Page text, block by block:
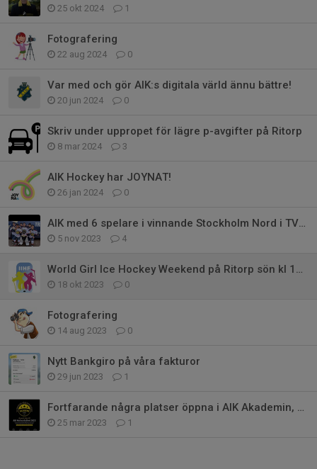
25 okt 2024 1
Fotografering
22 aug 2024 0
Var med och gör AIK:s digitala värld ännu bättre!
20 jun 2024 0
Skriv under uppropet för lägre p-avgifter på Ritorp
8 mar 2024 3
AIK Hockey har JOYNAT!
26 jan 2024 0
AIK med 6 spelare i vinnande Stockholm Nord i TV-pucken
5 nov 2023 4
World Girl Ice Hockey Weekend på Ritorp sön kl 16:10 hall 1
18 okt 2023 0
Fotografering
14 aug 2023 0
Nytt Bankgiro på våra fakturor
29 jun 2023 1
Fortfarande några platser öppna i AIK Akademin, grupp 1 & 3 och målvakt
25 mar 2023 1